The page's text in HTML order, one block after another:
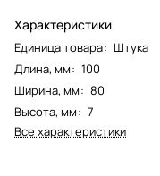
Характеристики
Единица товара: Штука
Длина, мм: 100
Ширина, мм: 80
Высота, мм: 7
Все характеристики